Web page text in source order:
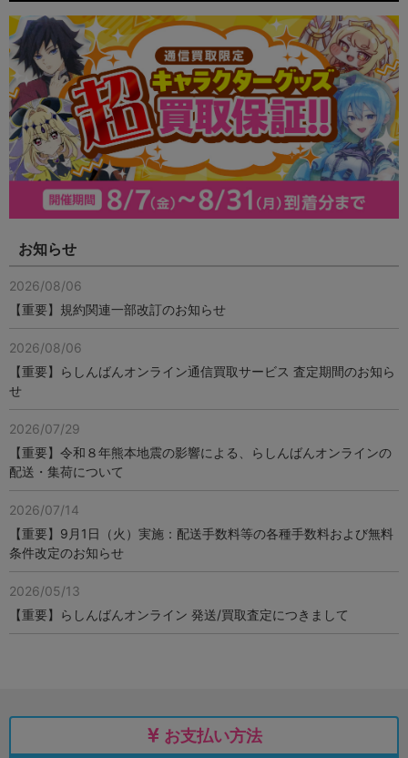
お知らせ
2026/08/06
【重要】規約関連一部改訂のお知らせ
2026/08/06
【重要】らしんばんオンライン通信買取サービス 査定期間のお知ら
せ
2026/07/29
【重要】令和８年熊本地震の影響による、らしんばんオンラインの
配送・集荷について
2026/07/14
【重要】9月1日（火）実施：配送手数料等の各種手数料および無料
条件改定のお知らせ
2026/05/13
【重要】らしんばんオンライン 発送/買取査定につきまして
お支払い方法